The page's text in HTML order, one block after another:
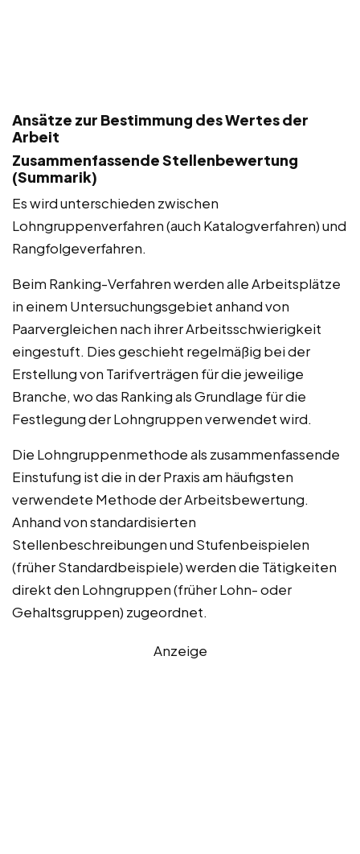
Ansätze zur Bestimmung des Wertes der
Arbeit
Zusammenfassende Stellenbewertung
(Summarik)
Es wird unterschieden zwischen
Lohngruppenverfahren (auch Katalogverfahren) und
Rangfolgeverfahren.
Beim Ranking-Verfahren werden alle Arbeitsplätze
in einem Untersuchungsgebiet anhand von
Paarvergleichen nach ihrer Arbeitsschwierigkeit
eingestuft. Dies geschieht regelmäßig bei der
Erstellung von Tarifverträgen für die jeweilige
Branche, wo das Ranking als Grundlage für die
Festlegung der Lohngruppen verwendet wird.
Die Lohngruppenmethode als zusammenfassende
Einstufung ist die in der Praxis am häufigsten
verwendete Methode der Arbeitsbewertung.
Anhand von standardisierten
Stellenbeschreibungen und Stufenbeispielen
(früher Standardbeispiele) werden die Tätigkeiten
direkt den Lohngruppen (früher Lohn- oder
Gehaltsgruppen) zugeordnet.
Anzeige